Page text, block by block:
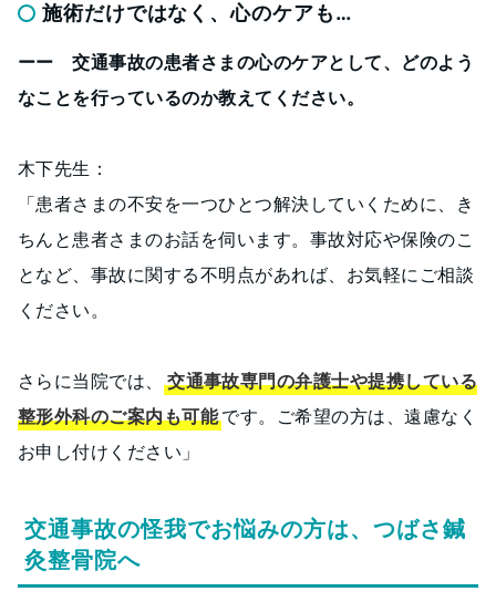
施術だけではなく、心のケアも…
ーー 交通事故の患者さまの心のケアとして、どのよう
なことを行っているのか教えてください。
木下先生：
「患者さまの不安を一つひとつ解決していくために、き
ちんと患者さまのお話を伺います。事故対応や保険のこ
となど、事故に関する不明点があれば、お気軽にご相談
ください。
さらに当院では、
交通事故専門の弁護士や提携している
整形外科のご案内も可能です。ご希望の方は、遠慮なく
お申し付けください」
交通事故の怪我でお悩みの方は、つばさ鍼
灸整骨院へ